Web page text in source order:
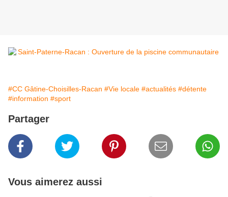
#CC Gâtine-Choisilles-Racan #Vie locale #actualités #détente
#information #sport
Partager
Vous aimerez aussi